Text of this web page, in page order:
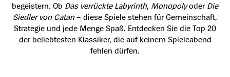
begeistern. Ob Das verrückte Labyrinth, Monopolyoder Die
Siedler von Catan– diese Spiele stehen für Gemeinschaft,
Strategie und jede Menge Spaß. Entdecken Sie die Top 20
der beliebtesten Klassiker, die auf keinem Spieleabend
fehlen dürfen.